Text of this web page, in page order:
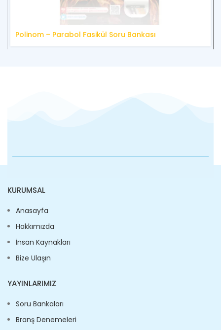
Polinom – Parabol Fasikül Soru Bankası
KURUMSAL
Anasayfa
Hakkımızda
İnsan Kaynakları
Bize Ulaşın
YAYINLARIMIZ
Soru Bankaları
Branş Denemeleri